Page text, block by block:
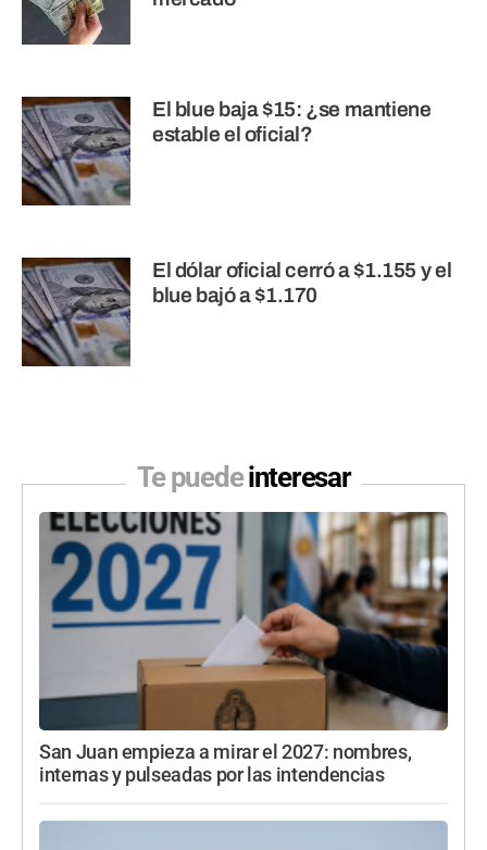
El blue baja $15: ¿se mantiene
estable el oficial?
El dólar oficial cerró a $1.155 y el
blue bajó a $1.170
Te puedeinteresar
San Juan empieza a mirar el 2027: nombres,
internas y pulseadas por las intendencias